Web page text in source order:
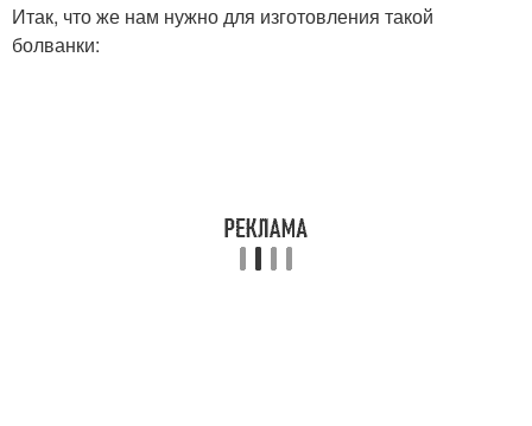
Итак, что же нам нужно для изготовления такой
болванки: